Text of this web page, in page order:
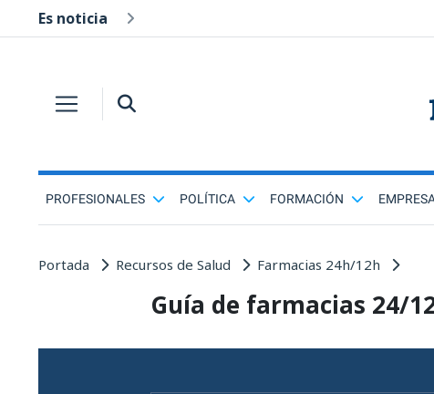
Es noticia
PROFESIONALES POLÍTICA FORMACIÓN
Portada Recursos de Salud Farmacias 24h/12h
Guía de farmacias 24/